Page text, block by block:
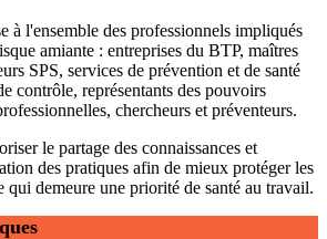
à l'ensemble des professionnels impliqués
amiante : entreprises du BTP, maîtres
SPS, services de prévention et de santé
contrôle, représentants des pouvoirs
chercheurs et préventeurs.
le partage des connaissances et
des pratiques afin de mieux protéger les
qui demeure une priorité de santé au travail.